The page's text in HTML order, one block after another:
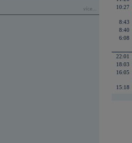
více...
10:27
8:43
8:40
6:08
22:01
18:03
16:05
15:18